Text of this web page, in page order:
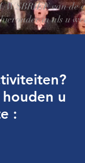
van de
in als u
u
: